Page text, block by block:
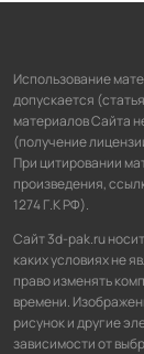
Использование
допускается
материалов Сайта
(получение
При цитировании
произведения,
1274 Г.К РФ).
Сайт 3d-pak.ru
каких условиях не
право изменять
времени.
рисунок и другие
зависимости от